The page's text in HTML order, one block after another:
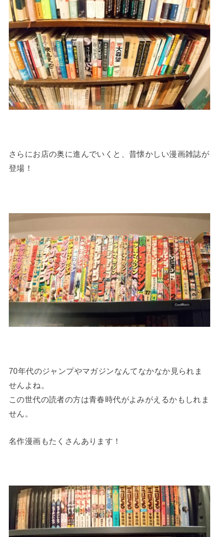
さらにお店の奥に進んでいくと、昔懐かしい漫画雑誌が
登場！
70年代のジャンプやマガジンなんてなかなか見られま
せんよね。
この世代の読者の方は青春時代がよみがえるかもしれま
せん。
名作漫画もたくさんあります！